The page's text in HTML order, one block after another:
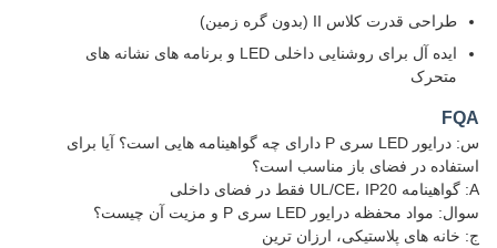
طراحی قدرت کلاس II (بدون گره زمین)
ایده آل برای روشنایی داخلی LED و برنامه های نشانه های
متحرک
FQA
س: درایور LED سری P دارای چه گواهینامه هایی است؟ آیا برای
استفاده در فضای باز مناسب است؟
A: گواهینامه UL/CE، IP20 فقط در فضای داخلی
سوال: مواد محفظه درایور LED سری P و مزیت آن چیست؟
ج: خانه های پلاستیکی، ارزان ترین